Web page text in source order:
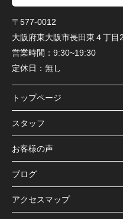
〒577-0012
大阪府東大阪市長田東４丁目
営業時間： 9:30~19:30
定休日： 無し
トップページ
スタッフ
お客様の声
ブログ
アクセスマップ